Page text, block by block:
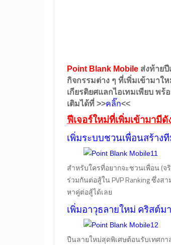
Point Blank Mobile ส่งท้าย
กิจกรรมต่าง ๆ ที่เพิ่มเข้ามาใ
เกียรติยศแลกไอเทมเพียบ พ
เติมได้ที่ >>คลิ๊ก<<
ฟีเจอร์ใหม่ที่เพิ่มเข้ามามีดั
เพิ่มระบบชวนเพื่อนสร้างที
สำหรับใครที่อยากจะชวนเพื่อน (จ
ร่วมกันต่อสู้ใน PVP Ranking ซึ่ง
หาคู่ต่อสู้ได้เลย
เพิ่มอาวุธลายใหม่ คริสต์ม
ปืนลายใหม่สุดพิเศษต้อนรับเทศก